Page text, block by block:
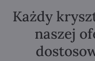
Każdy
naszej